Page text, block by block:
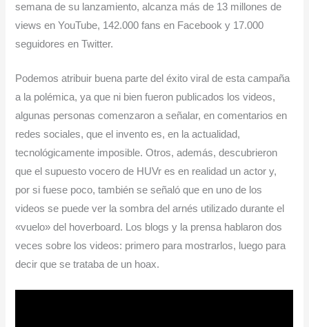
semana de su lanzamiento, alcanza más de 13 millones de
views en YouTube, 142.000 fans en Facebook y 17.000
seguidores en Twitter.
Podemos atribuir buena parte del éxito viral de esta campaña
a la polémica, ya que ni bien fueron publicados los videos,
algunas personas comenzaron a señalar, en comentarios en
redes sociales, que el invento es, en la actualidad,
tecnológicamente imposible. Otros, además, descubrieron
que el supuesto vocero de HUVr es en realidad un actor y,
por si fuese poco, también se señaló que en uno de los
videos se puede ver la sombra del arnés utilizado durante el
«vuelo» del hoverboard. Los blogs y la prensa hablaron dos
veces sobre los videos: primero para mostrarlos, luego para
decir que se trataba de un hoax.